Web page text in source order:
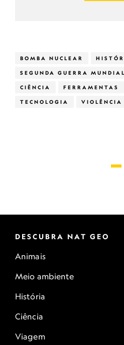
BOMBA NUCLEAR
SEGUNDA GUERRA MUNDIAL
CIÊNCIA FERRAMENTAS
TECNOLOGIA VIOLÊNCIA
DESCUBRA NAT GEO
Animais
Meio ambiente
História
Ciência
Viagem